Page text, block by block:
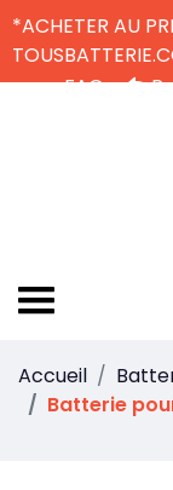
*ACHETER AU
FAQ
Accueil
Batterie